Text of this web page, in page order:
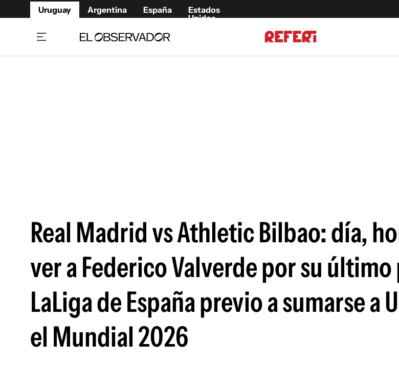
Uruguay Argentina España
Estados
Unidos
Real Madrid vs Athletic Bilbao: día,
ver a Federico Valverde por su
LaLiga de España previo a sumarse a
el Mundial 2026